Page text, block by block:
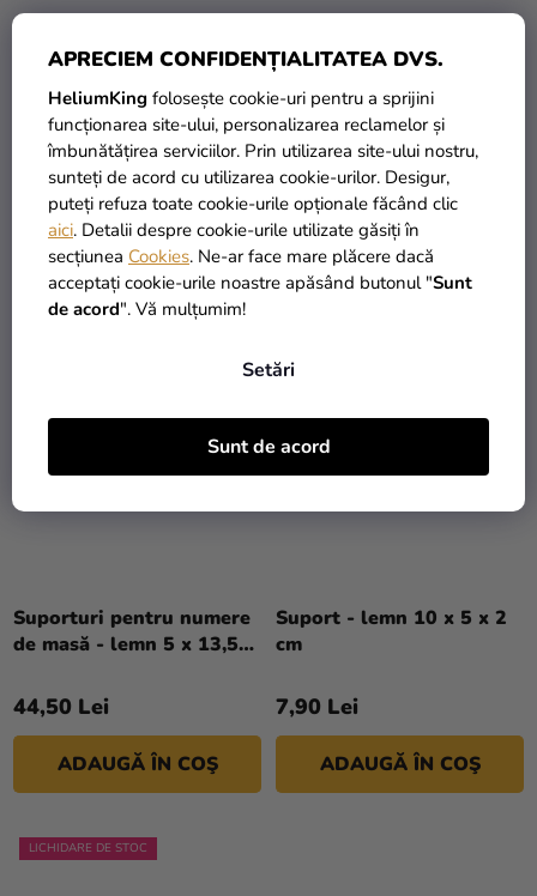
APRECIEM CONFIDENȚIALITATEA DVS.
HeliumKing folosește cookie-uri pentru a sprijini
funcționarea site-ului, personalizarea reclamelor și
îmbunătățirea serviciilor. Prin utilizarea site-ului nostru,
sunteți de acord cu utilizarea cookie-urilor. Desigur,
puteți refuza toate cookie-urile opționale făcând clic
aici. Detalii despre cookie-urile utilizate găsiți în
secțiunea Cookies. Ne-ar face mare plăcere dacă
acceptați cookie-urile noastre apăsând butonul "Sunt
de acord". Vă mulțumim!
Setări
Sunt de acord
Suport pentru etichete -
auriu
19,90 Lei
ADAUGĂ ÎN COŞ
Suport pentru etichete
Diamant transparent 10
buc
19 Lei
ADAUGĂ ÎN COŞ
Suporturi pentru numere
de masă - lemn 5 x 13,5
44,50 Lei
ADAUGĂ ÎN COŞ
Suport - lemn 10 x 5 x 2
cm
7,90 Lei
ADAUGĂ ÎN COŞ
LICHIDARE DE STOC